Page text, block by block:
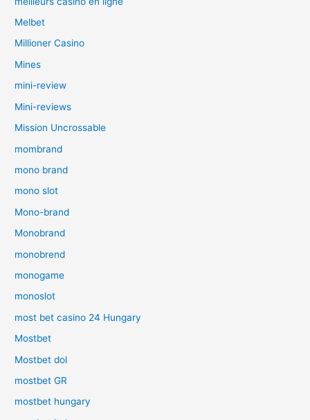
Melbet
Millioner Casino
Mines
mini-review
Mini-reviews
Mission Uncrossable
mombrand
mono brand
mono slot
Mono-brand
Monobrand
monobrend
monogame
monoslot
most bet casino 24 Hungary
Mostbet
Mostbet dol
mostbet GR
mostbet hungary